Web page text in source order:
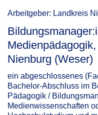
Arbeitgeber: Landkreis
Nienburg (Weser)​‌‌‌‌​‌​‌‌​‌‌‌‌​‌​‌
ein abgeschlossenes
Bachelor-Abschluss im
Pädagogik /
Medienwissenschaften